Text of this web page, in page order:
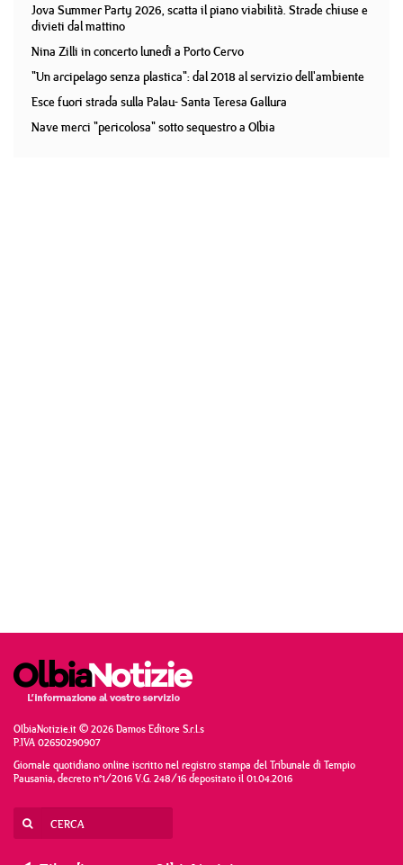
Jova Summer Party 2026, scatta il piano viabilità. Strade chiuse e
divieti dal mattino
Nina Zilli in concerto lunedì a Porto Cervo
"Un arcipelago senza plastica": dal 2018 al servizio dell'ambiente
Esce fuori strada sulla Palau- Santa Teresa Gallura
Nave merci "pericolosa" sotto sequestro a Olbia
OlbiaNotizie.it © 2026 Damos Editore S.r.l.s
P.IVA 02650290907
Giornale quotidiano online iscritto nel registro stampa del Tribunale di Tempio
Pausania, decreto n°1/2016 V.G. 248/16 depositato il 01.04.2016